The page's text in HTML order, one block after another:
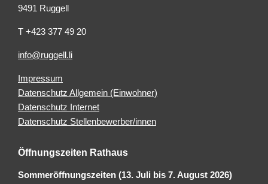
9491 Ruggell
T +423 377 49 20
info@ruggell.li
Impressum
Datenschutz Allgemein (Einwohner)
Datenschutz Internet
Datenschutz Stellenbewerber/innen
Öffnungszeiten Rathaus
Sommeröffnungszeiten (13. Juli bis 7. August 2026)